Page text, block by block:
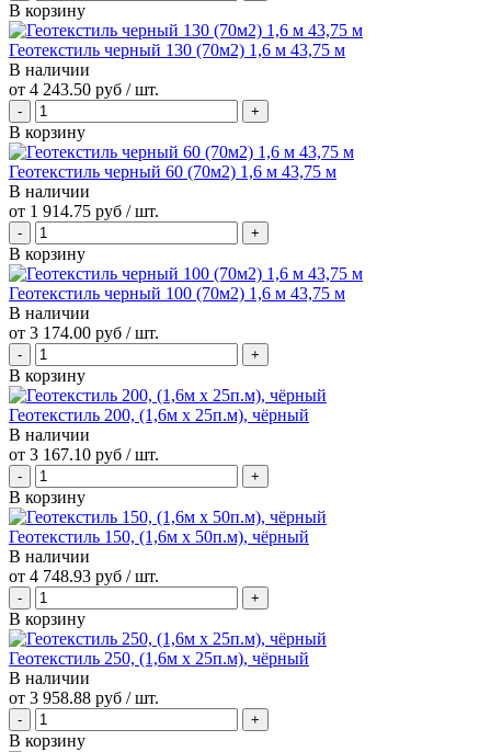
В корзину
Геотекстиль черный 130 (70м2) 1,6 м 43,75 м
В наличии
от 4 243.50 руб / шт.
В корзину
Геотекстиль черный 60 (70м2) 1,6 м 43,75 м
В наличии
от 1 914.75 руб / шт.
В корзину
Геотекстиль черный 100 (70м2) 1,6 м 43,75 м
В наличии
от 3 174.00 руб / шт.
В корзину
Геотекстиль 200, (1,6м х 25п.м), чёрный
В наличии
от 3 167.10 руб / шт.
В корзину
Геотекстиль 150, (1,6м х 50п.м), чёрный
В наличии
от 4 748.93 руб / шт.
В корзину
Геотекстиль 250, (1,6м х 25п.м), чёрный
В наличии
от 3 958.88 руб / шт.
В корзину